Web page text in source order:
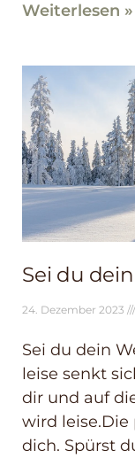
Weiterlesen »
Sei du
24. Dezember 2023
Sei du dein
leise senkt
dir und auf
wird
dich. Spürst